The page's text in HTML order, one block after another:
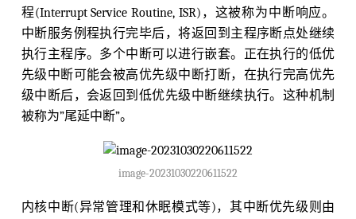
程(Interrupt Service Routine, ISR)，这被称为中断响应。
中断服务例程执行完毕后，将返回到主程序断点处继续
执行主程序。多个中断可以进行嵌套。正在执行的低优
先级中断可能会被高优先级中断打断，在执行完高优先
级中断后，会返回到低优先级中断继续执行。这种机制
被称为”尾延中断”。
image-20231030220611522
内核中断(异常管理和休眠模式等)，其中断优先级则由